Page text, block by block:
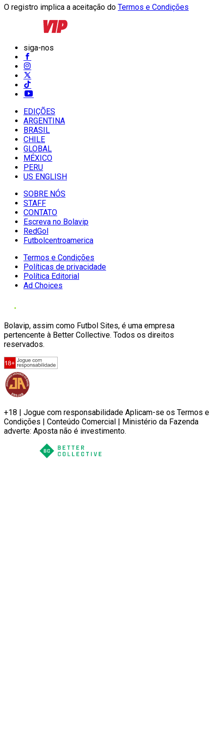
O registro implica a aceitação do Termos e Condições
siga-nos
EDIÇÕES
ARGENTINA
BRASIL
CHILE
GLOBAL
MÉXICO
PERU
US ENGLISH
SOBRE NÓS
STAFF
CONTATO
Escreva no Bolavip
RedGol
Futbolcentroamerica
Termos e Condições
Políticas de privacidade
Política Editorial
Ad Choices
Bolavip, assim como Futbol Sites, é uma empresa
pertencente à Better Collective. Todos os direitos
reservados.
+18 | Jogue com responsabilidade Aplicam-se os Termos e
Condições | Conteúdo Comercial | Ministério da Fazenda
adverte: Aposta não é investimento.